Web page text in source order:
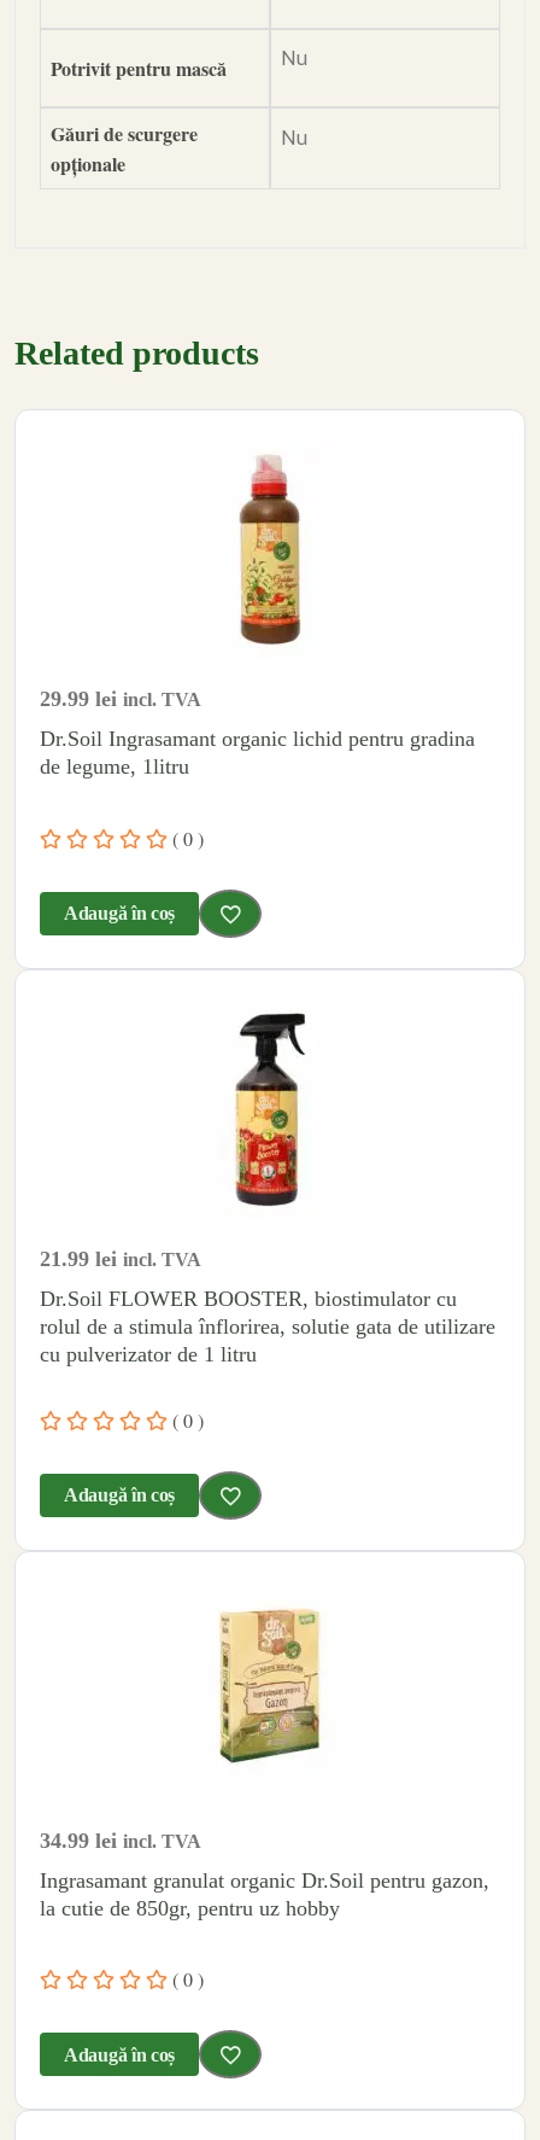
Potrivit pentru mască Nu
Găuri de scurgere
opționale
Nu
Related products
29.99 lei incl. TVA
Dr.Soil Ingrasamant organic lichid pentru gradina
de legume, 1litru
( 0 )
Adaugă în coș
21.99 lei incl. TVA
Dr.Soil FLOWER BOOSTER, biostimulator cu
rolul de a stimula înflorirea, solutie gata de utilizare
cu pulverizator de 1 litru
( 0 )
Adaugă în coș
34.99 lei incl. TVA
Ingrasamant granulat organic Dr.Soil pentru gazon,
la cutie de 850gr, pentru uz hobby
( 0 )
Adaugă în coș